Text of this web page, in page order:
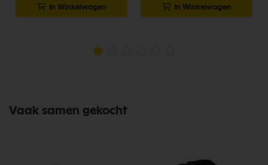
In Winkelwagen In Winkelwagen
Vaak samen gekocht